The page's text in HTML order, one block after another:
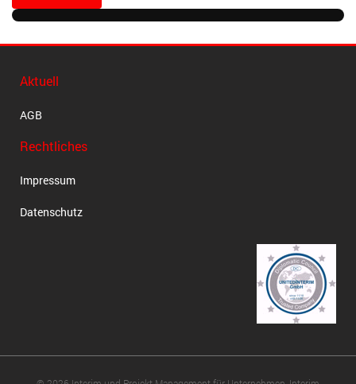
Aktuell
AGB
Rechtliches
Impressum
Datenschutz